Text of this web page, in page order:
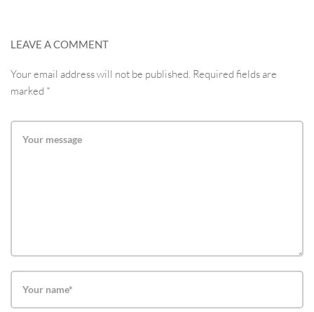
LEAVE A COMMENT
Your email address will not be published. Required fields are
marked *